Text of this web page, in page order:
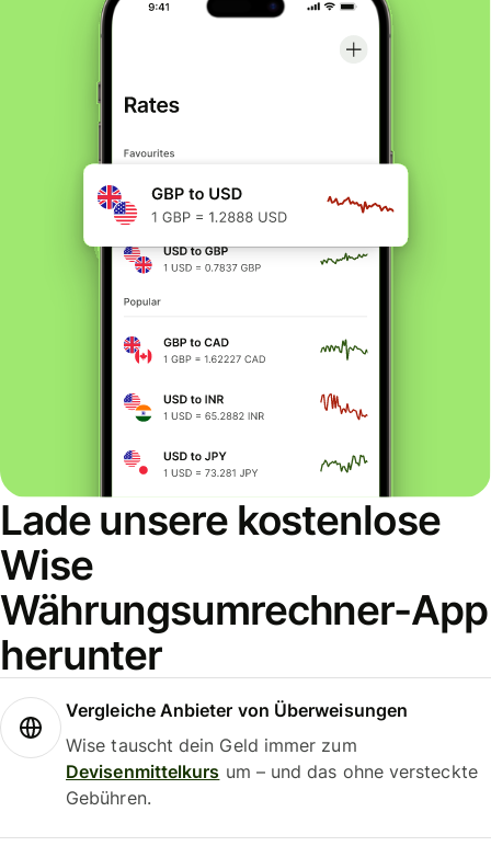
Lade unsere kostenlose
Wise
Währungsumrechner-App
herunter
Vergleiche Anbieter von Überweisungen
Wise tauscht dein Geld immer zum
Devisenmittelkurs um – und das ohne versteckte
Gebühren.